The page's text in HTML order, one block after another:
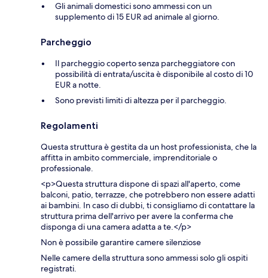
Gli animali domestici sono ammessi con un
supplemento di 15 EUR ad animale al giorno.
Parcheggio
Il parcheggio coperto senza parcheggiatore con
possibilità di entrata/uscita è disponibile al costo di 10
EUR a notte.
Sono previsti limiti di altezza per il parcheggio.
Regolamenti
Questa struttura è gestita da un host professionista, che la
affitta in ambito commerciale, imprenditoriale o
professionale.
<p>Questa struttura dispone di spazi all'aperto, come
balconi, patio, terrazze, che potrebbero non essere adatti
ai bambini. In caso di dubbi, ti consigliamo di contattare la
struttura prima dell'arrivo per avere la conferma che
disponga di una camera adatta a te.</p>
Non è possibile garantire camere silenziose
Nelle camere della struttura sono ammessi solo gli ospiti
registrati.